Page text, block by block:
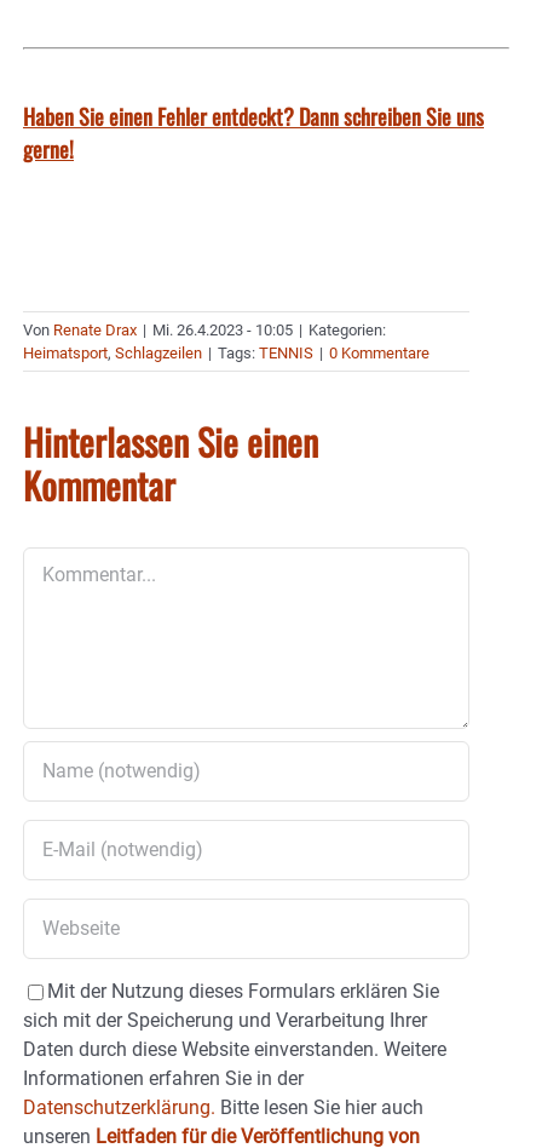
Haben Sie einen Fehler entdeckt? Dann schreiben Sie uns
gerne!
Von Renate Drax | Mi. 26.4.2023 - 10:05 | Kategorien:
Heimatsport, Schlagzeilen | Tags: TENNIS | 0 Kommentare
Hinterlassen Sie einen
Kommentar
Mit der Nutzung dieses Formulars erklären Sie
sich mit der Speicherung und Verarbeitung Ihrer
Daten durch diese Website einverstanden. Weitere
Informationen erfahren Sie in der
Datenschutzerklärung. Bitte lesen Sie hier auch
unseren Leitfaden für die Veröffentlichung von